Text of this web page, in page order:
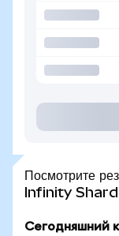
Посмотрите
Infinity Shard
Сегодняшний